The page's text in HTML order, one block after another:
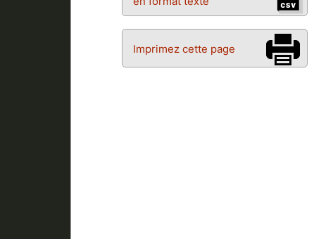
Imprimez cette page